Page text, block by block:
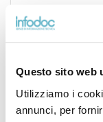
Questo sito web
Utilizziamo i
annunci, per
Metals
scritto nel
La lega è
perché resiste